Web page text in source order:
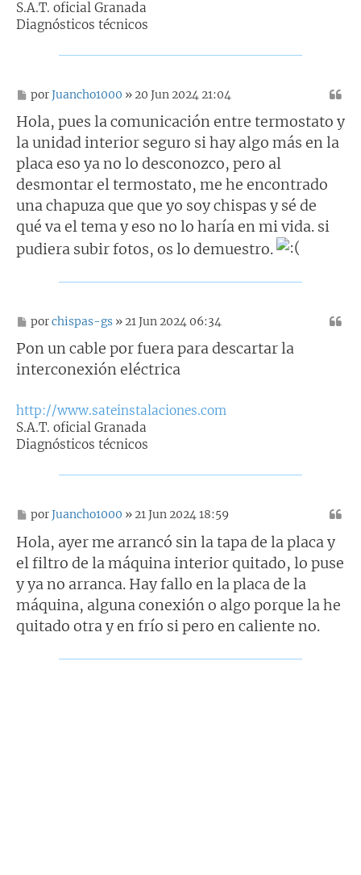
S.A.T. oficial Granada
Diagnósticos técnicos
M
n
a
j
e
porJuancho1000 » 20 Jun 2024 21:04
Hola, pues la comunicación entre termostato y
la unidad interior seguro si hay algo más en la
placa eso ya no lo desconozco, pero al
desmontar el termostato, me he encontrado
una chapuza que que yo soy chispas y sé de
qué va el tema y eso no lo haría en mi vida. si
pudiera subir fotos, os lo demuestro.
M
n
a
porchispas-gs » 21 Jun 2024 06:34
Pon un cable por fuera para descartar la
interconexión eléctrica
http://www.sateinstalaciones.com
S.A.T. oficial Granada
Diagnósticos técnicos
M
n
a
j
e
porJuancho1000 » 21 Jun 2024 18:59
Hola, ayer me arrancó sin la tapa de la placa y
el filtro de la máquina interior quitado, lo puse
y ya no arranca. Hay fallo en la placa de la
máquina, alguna conexión o algo porque la he
quitado otra y en frío si pero en caliente no.